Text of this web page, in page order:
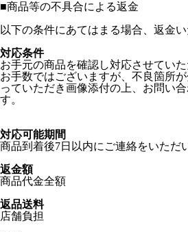
■商品等の不具合による返金
以下の条件にあてはまる場合、返金い
対応条件
お手元の商品を確認し対応させていた
お手数ではございますが、不良箇所
っていただき画像添付の上、お問い
す。
対応可能期間
商品到着後7日以内にご連絡をいただ
返金額
商品代金全額
返品送料
店舗負担